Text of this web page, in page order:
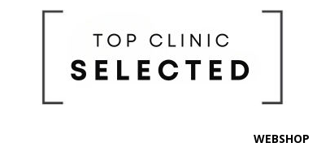
WEBSHOP